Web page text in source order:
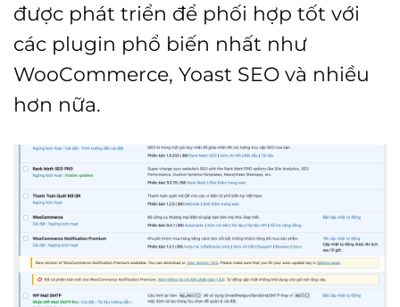
được phát triển để phối hợp tốt với
các plugin phổ biến nhất như
WooCommerce, Yoast SEO và nhiều
hơn nữa.